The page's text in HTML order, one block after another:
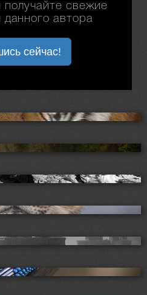
получайте свежие
автора
сейчас!